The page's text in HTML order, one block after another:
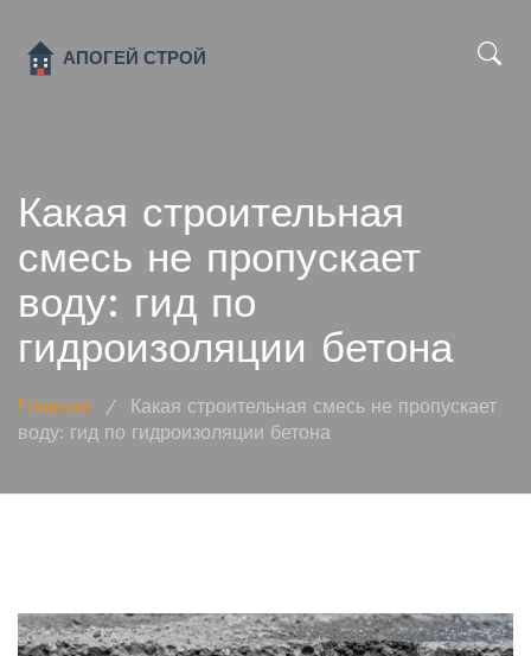
Какая строительная
смесь не пропускает
воду: гид по
гидроизоляции бетона
Главная /
Какая строительная смесь не пропускает
воду: гид по гидроизоляции бетона